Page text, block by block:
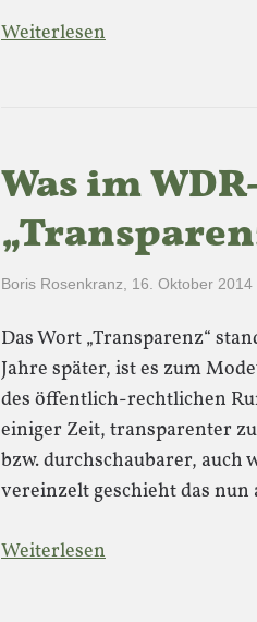
Weiterlesen
Was im
Boris Rosenkranz 16. Oktober 2014
Das Wort „Transparenz“
Jahre später, ist es zum
des öffentlich-rechtlichen
einiger Zeit, transparenter
bzw. durchschaubarer, auch
vereinzelt geschieht das
Weiterlesen